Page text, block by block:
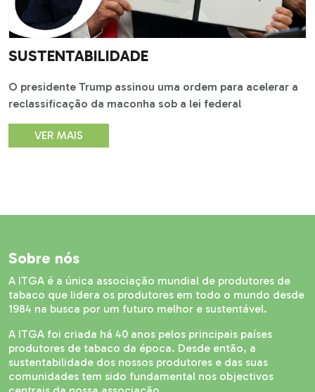
SUSTENTABILIDADE
O presidente Trump assinou uma ordem para acelerar a
reclassificação da maconha sob a lei federal
VER MAIS
Sobre nós
A ITGA é a única associação mundial de produtores de
tabaco que lidera os produtores em todo o mundo desde
1984 na busca por um futuro melhor e sustentável.
A ITGA foi criada há 40 anos pelos principais países
produtores de tabaco da época. Desde então, a
sustentabilidade dos nossos produtores e das suas
comunidades tem sido fundamental nos objectivos